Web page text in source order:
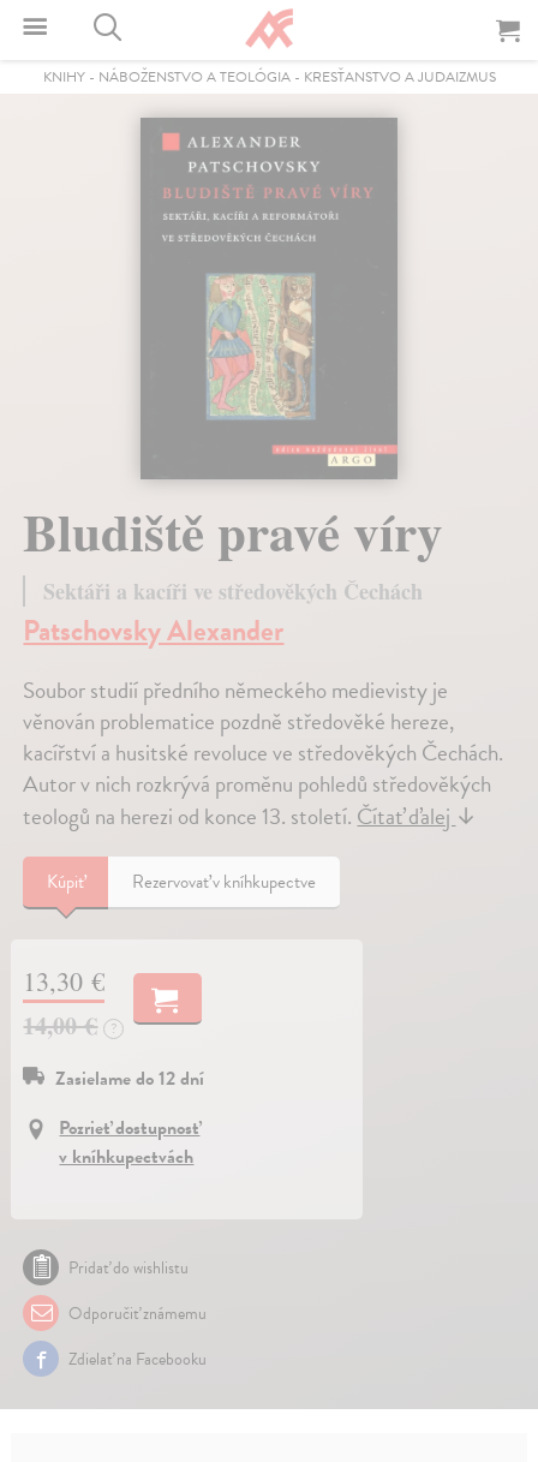
KNIHY- NÁBOŽENSTVO A TEOLÓGIA- KRESŤANSTVO A JUDAIZMUS
Bludiště pravé víry
Sektáři a kacíři ve středověkých Čechách
Patschovsky Alexander
Soubor studií předního německého medievisty je
věnován problematice pozdně středověké hereze,
kacířství a husitské revoluce ve středověkých Čechách.
Autor v nich rozkrývá proměnu pohledů středověkých
teologů na herezi od konce 13. století.Čítať ďalej↓
Kúpiť Rezervovať v kníhkupectve
13,30 €
14,00 €
?
Zasielame do 12 dní
Pozrieť dostupnosť
v kníhkupectvách
Pridať do wishlistu
Odporučiť známemu
Zdielať na Facebooku